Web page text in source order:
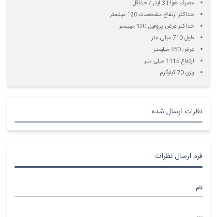
مصرف هوا 31 لیتر / حداقل
حداکثر ارتفاع مشخصات 120 میلیمتر.
حداکثر عرض پروفیل 120 میلیمتر.
طول 710 میلی متر
عرض 450 میلیمتر
ارتفاع 1115 میلی متر
وزن 70 کیلوگرم
نظرات ارسال شده
فرم ارسال نظرات
نام